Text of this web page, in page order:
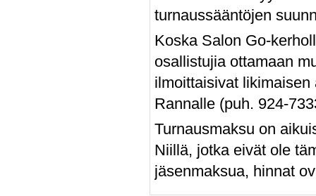
turnaussääntöjen
Koska Salon Go-
osallistujia ottamaan
ilmoittaisivat
Rannalle (puh. 924-
Turnausmaksu on
Niillä, jotka eivät ole
jäsenmaksua, hinnat